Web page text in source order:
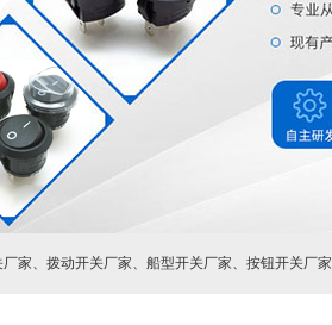
厂家、 拨动开关厂家、 船型开关厂家、 按钮开关厂家